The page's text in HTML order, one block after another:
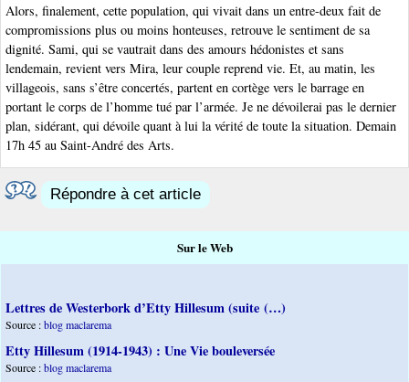
Alors, finalement, cette population, qui vivait dans un entre-deux fait de
compromissions plus ou moins honteuses, retrouve le sentiment de sa
dignité. Sami, qui se vautrait dans des amours hédonistes et sans
lendemain, revient vers Mira, leur couple reprend vie. Et, au matin, les
villageois, sans s’être concertés, partent en cortège vers le barrage en
portant le corps de l’homme tué par l’armée. Je ne dévoilerai pas le dernier
plan, sidérant, qui dévoile quant à lui la vérité de toute la situation. Demain
17h 45 au Saint-André des Arts.
Répondre à cet article
Sur le Web
Lettres de Westerbork d’Etty Hillesum (suite (…)
Source :blog maclarema
Etty Hillesum (1914-1943) : Une Vie bouleversée
Source :blog maclarema